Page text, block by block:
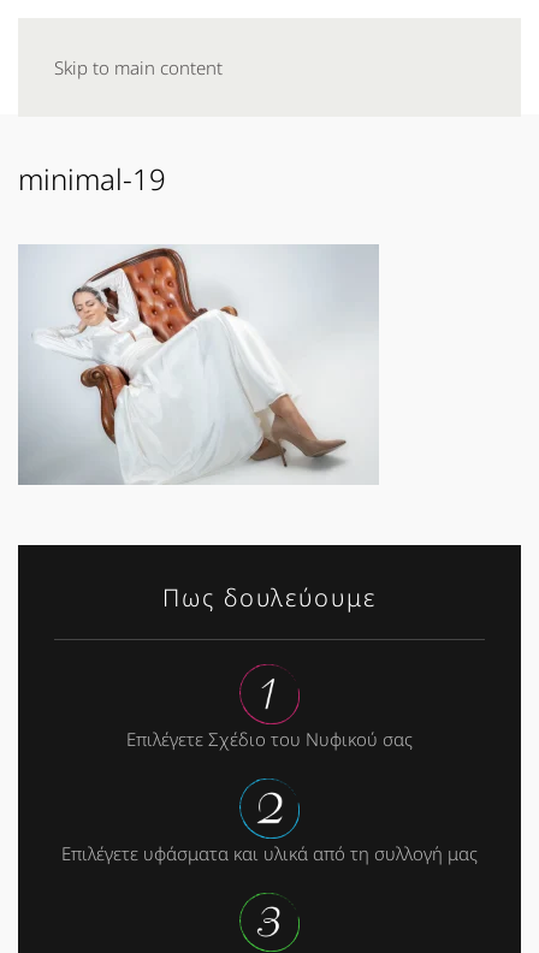
Skip to main content
minimal-19
Πως δουλεύουμε
Επιλέγετε Σχέδιο του Νυφικού σας
Επιλέγετε υφάσματα και υλικά από τη συλλογή μας